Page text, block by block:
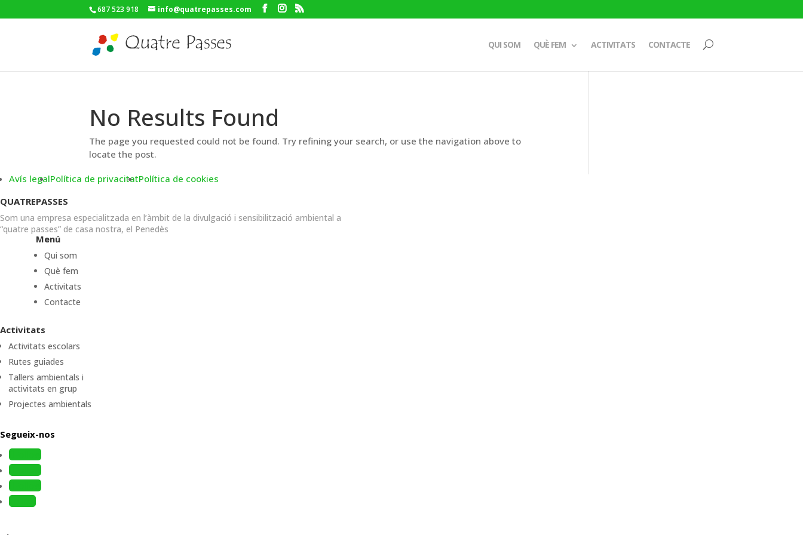
687 523 918 info@quatrepasses.com
QUI SOM QUÈ FEM ACTIVITATS CONTACTE
No Results Found
The page you requested could not be found. Try refining your search, or use the navigation above to
locate the post.
Avís legalPolítica de privacitatPolítica de cookies
QUATREPASSES
Som una empresa especialitzada en l’àmbit de la divulgació i sensibilització ambiental a
“quatre passes” de casa nostra, el Penedès
Menú
Qui som
Què fem
Activitats
Contacte
Activitats
Activitats escolars
Rutes guiades
Tallers ambientals i
activitats en grup
Projectes ambientals
Segueix-nos
Follow
Follow
Follow
Follow